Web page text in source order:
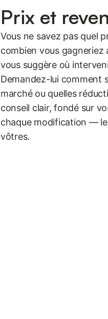
Prix et
Vous ne savez pas quel
combien vous gagneriez
vous suggère où
Demandez-lui comment
marché ou quelles
conseil clair, fondé sur
chaque modification —
vôtres.